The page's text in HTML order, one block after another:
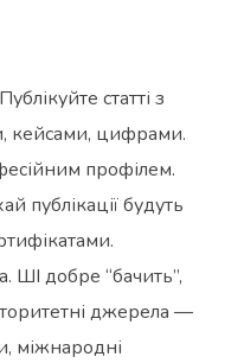
статті з
кейсами, цифрами.
профілем.
публікації будуть
ШІ добре “бачить”,
джерела —
міжнародні